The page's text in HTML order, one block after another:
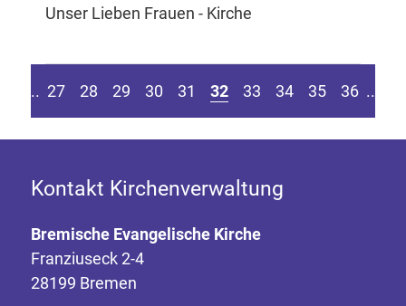
Unser Lieben Frauen - Kirche
springen
vorherigen Seite
.... 27 28 29 30 31 32 33 34 35 36 ....
Kontakt Kirchenverwaltung
Bremische Evangelische Kirche
Franziuseck 2-4
28199 Bremen